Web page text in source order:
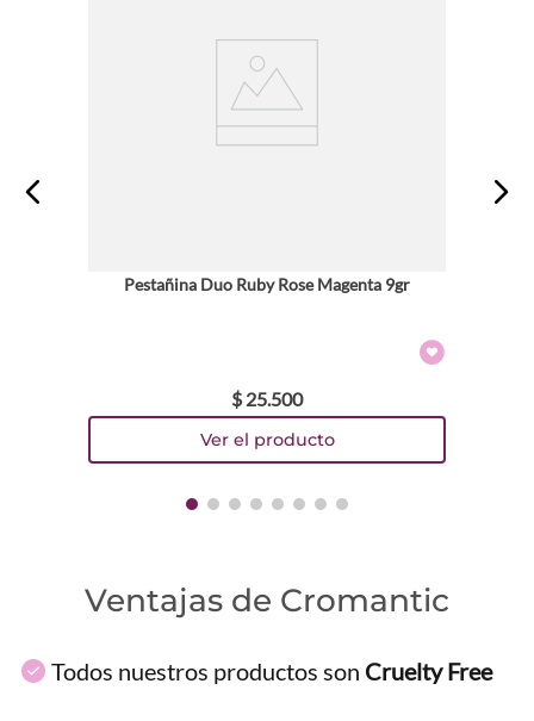
Pestañina Duo Ruby Rose Magenta 9gr
$ 25.500
Ventajas de Cromantic
Todos nuestros productos son Cruelty Free